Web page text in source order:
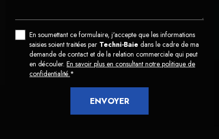
En soumettant ce formulaire, j'accepte que les informations
saisies soient traitées par Techni-Baie dans le cadre de ma
demande de contact et de la relation commerciale qui peut
en découler.En savoir plus en consultant notre politique de
confidentialité.*